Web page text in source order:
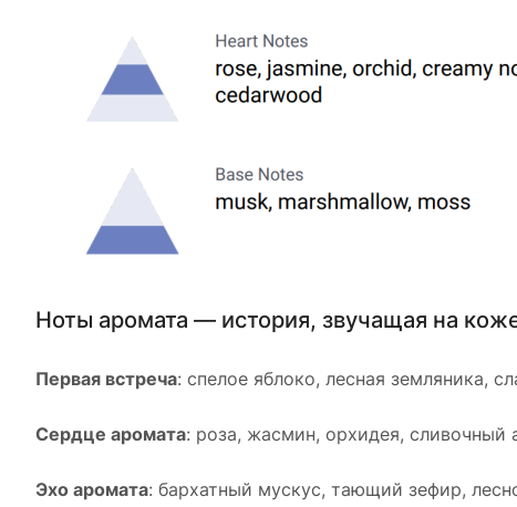
Ноты аромата — история, звучащая на
Первая встреча: спелое яблоко, лесная земляника,
Сердце аромата: роза, жасмин, орхидея,
Эхо аромата: бархатный мускус, тающий зефир,